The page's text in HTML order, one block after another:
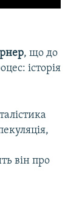
, що до
історія
він про